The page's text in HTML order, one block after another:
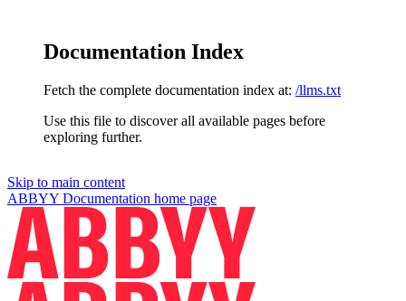
Documentation Index
Fetch the complete documentation index at: /llms.txt
Use this file to discover all available pages before
exploring further.
Skip to main content
ABBYY Documentation home page